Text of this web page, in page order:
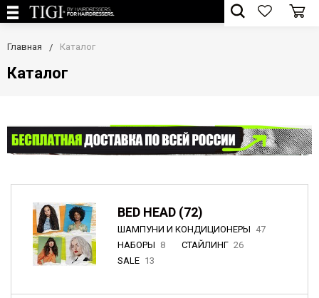
Главная Каталог
Каталог
BED HEAD (72)
ШАМПУНИ И КОНДИЦИОНЕРЫ 47
НАБОРЫ 8 СТАЙЛИНГ 26
SALE 13